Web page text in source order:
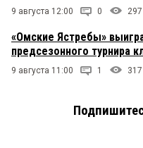
9 августа 12:00 0 297
«Омские Ястребы»
предсезонного турнира
9 августа 11:00 1 317